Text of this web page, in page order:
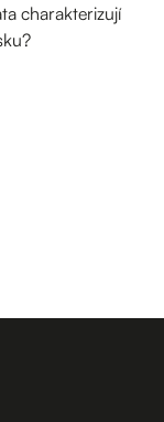
charakterizují